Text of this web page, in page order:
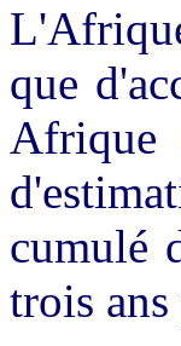
que
Afrique
cumulé
trois